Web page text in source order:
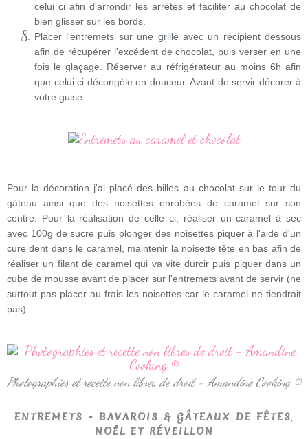
celui ci afin d'arrondir les arrêtes et faciliter au chocolat de
bien glisser sur les bords.
Placer l'entremets sur une grille avec un récipient dessous
afin de récupérer l'excédent de chocolat, puis verser en une
fois le glaçage. Réserver au réfrigérateur au moins 6h afin
que celui ci décongèle en douceur. Avant de servir décorer à
votre guise.
Pour la décoration j'ai placé des billes au chocolat sur le tour du
gâteau ainsi que des noisettes enrobées de caramel sur son
centre. Pour la réalisation de celle ci, réaliser un caramel à sec
avec 100g de sucre puis plonger des noisettes piquer à l'aide d'un
cure dent dans le caramel, maintenir la noisette tête en bas afin de
réaliser un filant de caramel qui va vite durcir puis piquer dans un
cube de mousse avant de placer sur l'entremets avant de servir (ne
surtout pas placer au frais les noisettes car le caramel ne tiendrait
pas).
Photographies et recette non libres de droit - Amandine Cooking ©
ENTREMETS - BAVAROIS & GÂTEAUX DE FÊTES,
NOËL ET RÉVEILLON